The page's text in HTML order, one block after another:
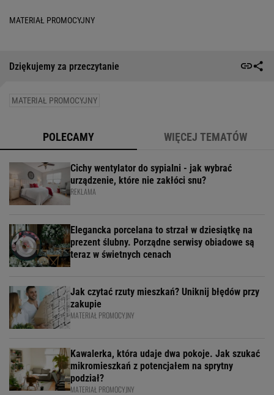
MATERIAŁ PROMOCYJNY
Dziękujemy za przeczytanie
MATERIAŁ PROMOCYJNY
POLECAMY WIĘCEJ TEMATÓW
Cichy wentylator do sypialni - jak wybrać
urządzenie, które nie zakłóci snu?
REKLAMA
Elegancka porcelana to strzał w dziesiątkę na
prezent ślubny. Porządne serwisy obiadowe są
teraz w świetnych cenach
Jak czytać rzuty mieszkań? Uniknij błędów przy
zakupie
MATERIAŁ PROMOCYJNY
Kawalerka, która udaje dwa pokoje. Jak szukać
mikromieszkań z potencjałem na sprytny
podział?
MATERIAŁ PROMOCYJNY